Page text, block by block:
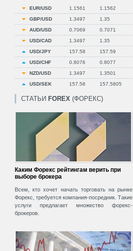
EUR/USD 1.1561
1.1562
GBP/USD
1.3497
1.35
AUD/USD
0.7069
0.7071
USD/CAD
1.3497
1.35
USD/JPY
157.58
157.59
USD/CHF
0.8076
0.8077
NZD/USD
1.3497
1.3501
USD/SEK
157.58 157.5805
СТАТЬИ FOREX (ФОРЕКС)
Каким Форекс рейтингам верить при
выборе брокера
Всем, кто хочет начать торговать на рынке
Форекс, требуется компания-посредник. Такие
услуги предлагает множество форекс-
брокеров.